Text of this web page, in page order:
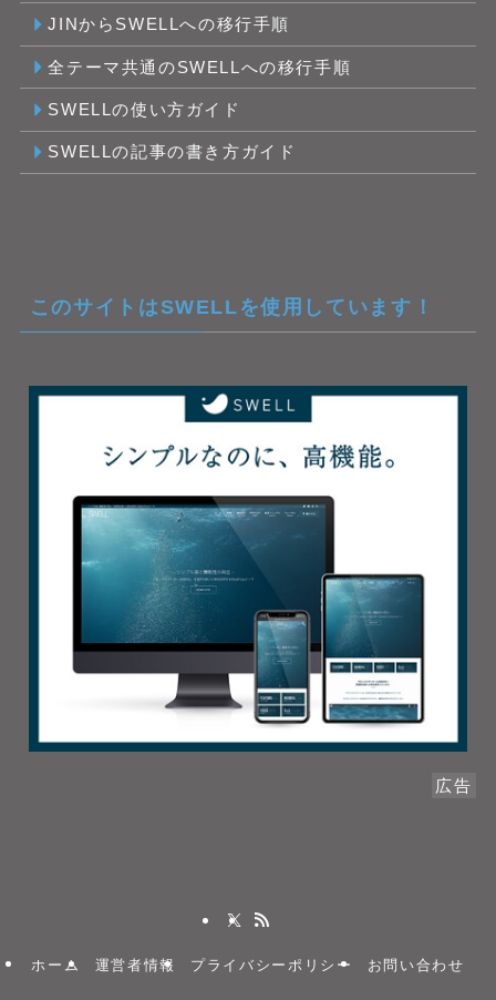
JINからSWELLへの移行手順
全テーマ共通のSWELLへの移行手順
SWELLの使い方ガイド
SWELLの記事の書き方ガイド
このサイトはSWELLを使用しています！
広告
ホーム 運営者情報 プライバシーポリシー お問い合わせ